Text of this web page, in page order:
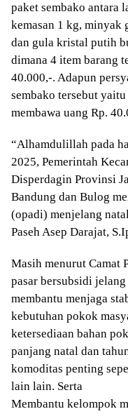
paket sembako antara
kemasan 1 kg, minyak
dan gula kristal putih
dimana 4 item barang
40.000,-. Adapun
sembako tersebut
membawa uang Rp.
“Alhamdulillah pada
2025, Pemerintah
Disperdagin Provinsi
Bandung dan Bulog
(opadi) menjelang
Paseh Asep Darajat,
Masih menurut Camat
pasar bersubsidi
membantu menjaga
kebutuhan pokok
ketersediaan bahan
panjang natal dan
komoditas penting
lain lain. Serta
Membantu kelompok